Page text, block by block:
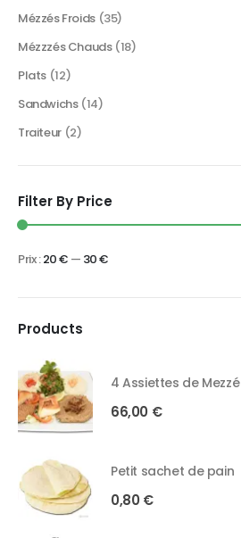
Mézzés Froids (35)
Mézzzés Chauds (18)
Plats (12)
Sandwichs (14)
Traiteur (2)
Filter By Price
Prix :20 € — 30 €
Products
4 Assiettes de Mezzé
66,00 €
Petit sachet de pain
0,80 €